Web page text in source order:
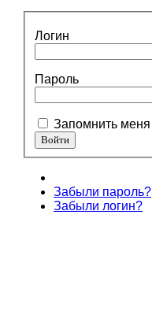
Логин
Пароль
Запомнить меня
Забыли пароль?
Забыли логин?